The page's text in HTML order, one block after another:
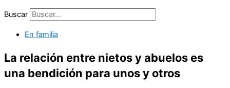
Buscar
En familia
La relación entre nietos y abuelos es
una bendición para unos y otros